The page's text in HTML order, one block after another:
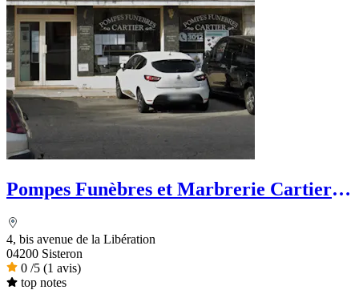
Pompes Funèbres et Marbrerie Cartier -
4, bis avenue de la Libération
04200 Sisteron
0 /5 (1 avis)
top notes